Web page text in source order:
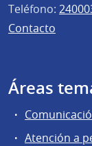
Teléfono:
Contacto
Áreas
Atención a